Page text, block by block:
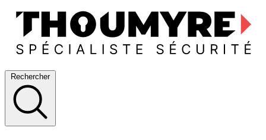
Rechercher